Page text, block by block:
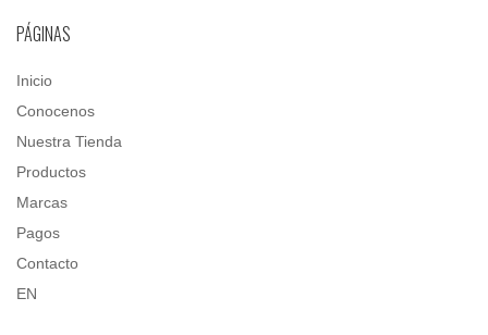
PÁGINAS
Inicio
Conocenos
Nuestra Tienda
Productos
Marcas
Pagos
Contacto
EN